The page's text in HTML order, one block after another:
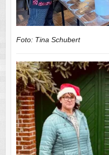
Foto: Tina Schubert